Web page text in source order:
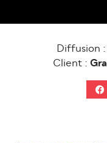
Diffusion :
Client :